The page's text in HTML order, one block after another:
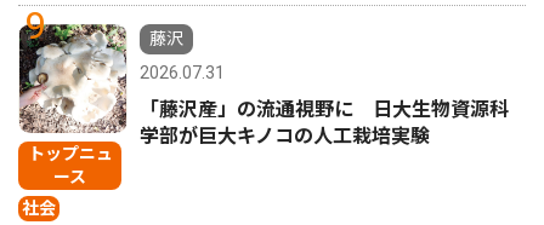
9
トップニュ
ース
社会
藤沢
2026.07.31
「藤沢産」の流通視野に 日大生物資源科
学部が巨大キノコの人工栽培実験